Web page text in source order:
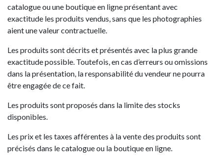
catalogue ou une boutique en ligne présentant avec
exactitude les produits vendus, sans que les photographies
aient une valeur contractuelle.
Les produits sont décrits et présentés avec la plus grande
exactitude possible. Toutefois, en cas d’erreurs ou omissions
dans la présentation, la responsabilité du vendeur ne pourra
être engagée de ce fait.
Les produits sont proposés dans la limite des stocks
disponibles.
Les prix et les taxes afférentes à la vente des produits sont
précisés dans le catalogue ou la boutique en ligne.